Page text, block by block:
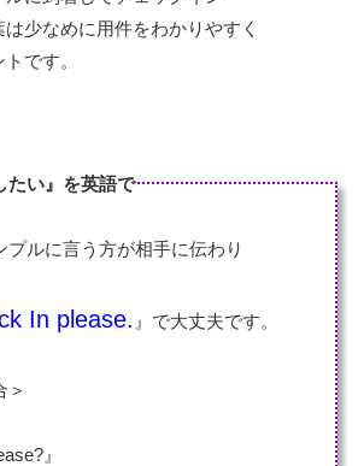
少なめに用件をわかりやすく
です。
たい』を英語で
プルに言う方が相手に伝わり
In please. 』で大丈夫です。
＞
』